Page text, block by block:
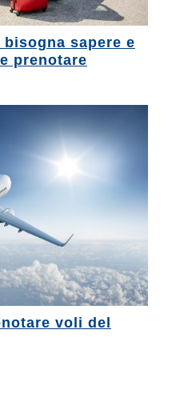
sapere e
prenotare
voli del